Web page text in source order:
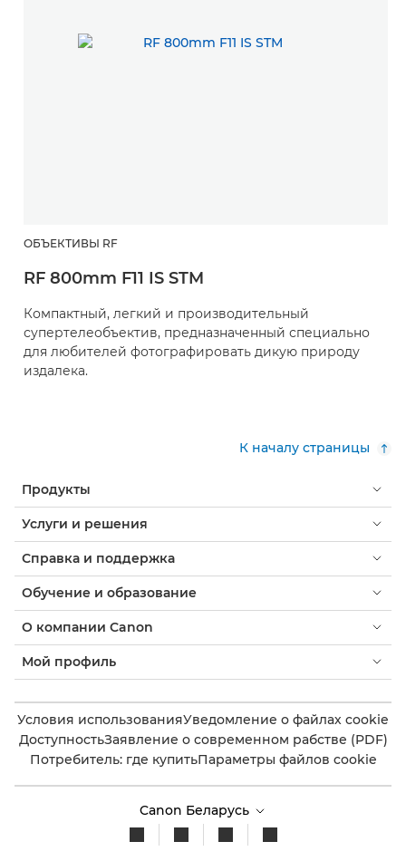
ОБЪЕКТИВЫ RF
RF 800mm F11 IS STM
Компактный, легкий и производительный
супертелеобъектив, предназначенный специально
для любителей фотографировать дикую природу
издалека.
К началу страницы
Продукты
Услуги и решения
Справка и поддержка
Обучение и образование
О компании Canon
Мой профиль
Условия использованияУведомление о файлах cookie
ДоступностьЗаявление о современном рабстве (PDF)
Потребитель: где купитьПараметры файлов cookie
Canon Беларусь